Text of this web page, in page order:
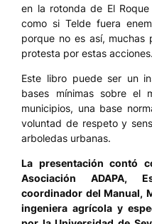
en la rotonda de El
como si Telde fuera
porque no es así, muchas
protesta por estas
Este libro puede ser un
bases mínimas sobre el
municipios, una base
voluntad de respeto y
arboledas urbanas.
La presentación contó
Asociación ADAPA,
coordinador del Manual,
ingeniera agrícola y